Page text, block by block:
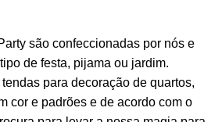
são confeccionadas por nós e
de festa, pijama ou jardim.
para decoração de quartos,
cor e padrões e de acordo com o